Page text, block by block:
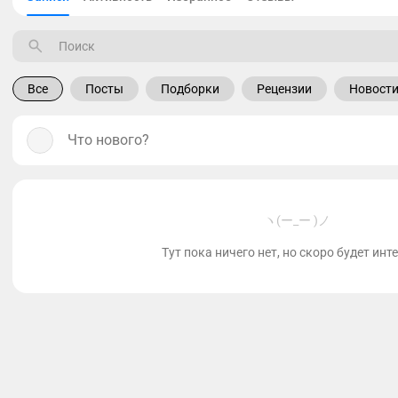
Все Посты Подборки Рецензии Новости
Что нового?
ヽ(ー_ー )ノ
Тут пока ничего нет, но скоро будет